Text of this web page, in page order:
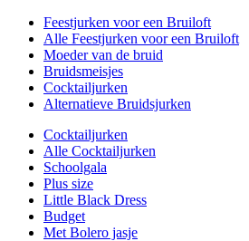
Feestjurken voor een Bruiloft
Alle Feestjurken voor een Bruiloft
Moeder van de bruid
Bruidsmeisjes
Cocktailjurken
Alternatieve Bruidsjurken
Cocktailjurken
Alle Cocktailjurken
Schoolgala
Plus size
Little Black Dress
Budget
Met Bolero jasje